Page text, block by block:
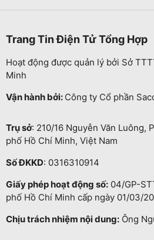
Trang Tin Điện Tử Tổng Hợp
Hoạt động được quản lý bởi Sở
Minh
Vận hành bởi: Công ty Cổ phần
Trụ sở: 210/16 Nguyễn Văn Luông,
phố Hồ Chí Minh, Việt Nam
Số ĐKKD: 0316310914
Giấy phép hoạt động số: 04/GP-
phố Hồ Chí Minh cấp ngày 01/03/
Chịu trách nhiệm nội dung: Ông